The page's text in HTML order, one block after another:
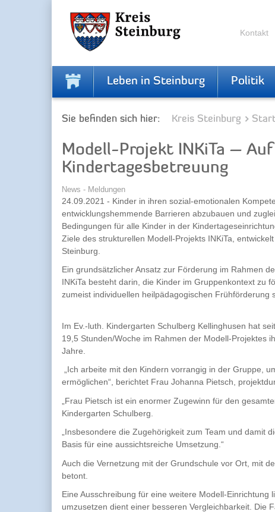
Kontakt
Leben in Steinburg Politik
Sie befinden sich hier: Kreis Steinburg
Modell-Projekt INKiTa –
Kindertagesbetreuung
News - Meldungen
24.09.2021 - Kinder in ihren sozial-emotionalen
entwicklungshemmende Barrieren abzubauen und
Bedingungen für alle Kinder in der
Ziele des strukturellen Modell-Projekts INKiTa,
Steinburg.
Ein grundsätzlicher Ansatz zur Förderung im Rahmen
INKiTa besteht darin, die Kinder im Gruppenkontext zu
zumeist individuellen heilpädagogischen
Im Ev.-luth. Kindergarten Schulberg Kellinghusen hat
19,5 Stunden/Woche im Rahmen der Modell-Projektes
Jahre.
„Ich arbeite mit den Kindern vorrangig in der Gruppe,
ermöglichen“, berichtet Frau Johanna Pietsch,
„Frau Pietsch ist ein enormer Zugewinn für den
Kindergarten Schulberg.
„Insbesondere die Zugehörigkeit zum Team und damit
Basis für eine aussichtsreiche Umsetzung.“
Auch die Vernetzung mit der Grundschule vor Ort, mit
betont.
Eine Ausschreibung für eine weitere Modell-
umzusetzen dient einer besseren Vergleichbarkeit. Die